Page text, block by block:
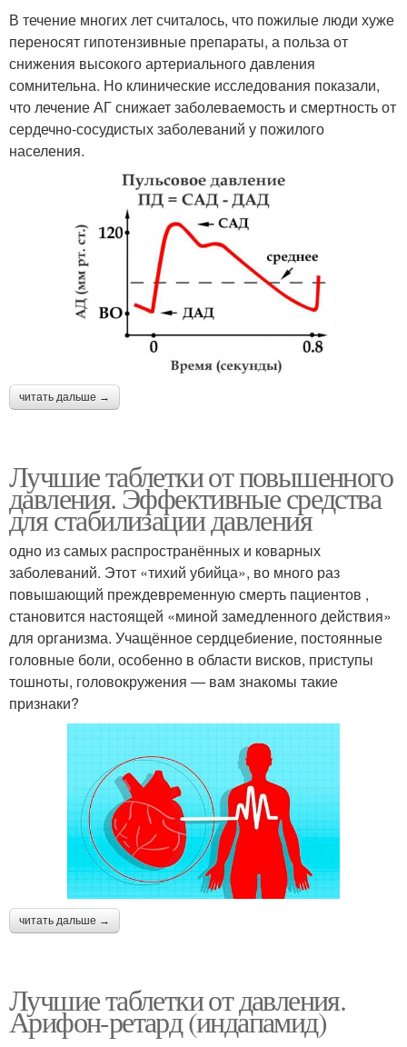
В течение многих лет считалось, что пожилые люди хуже
переносят гипотензивные препараты, а польза от
снижения высокого артериального давления
сомнительна. Но клинические исследования показали,
что лечение АГ снижает заболеваемость и смертность от
сердечно-сосудистых заболеваний у пожилого
населения.
читать дальше →
Лучшие таблетки от повышенного
давления. Эффективные средства
для стабилизации давления
одно из самых распространённых и коварных
заболеваний. Этот «тихий убийца», во много раз
повышающий преждевременную смерть пациентов ,
становится настоящей «миной замедленного действия»
для организма. Учащённое сердцебиение, постоянные
головные боли, особенно в области висков, приступы
тошноты, головокружения — вам знакомы такие
признаки?
читать дальше →
Лучшие таблетки от давления.
Арифон-ретард (индапамид)